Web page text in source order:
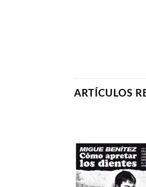
ARTÍCULOS